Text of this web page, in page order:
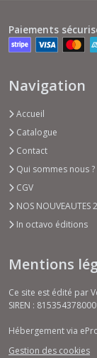
Paiements
Navigation
Accueil
Catalogue
Contact
Qui sommes nous ?
CGV
NOS NOUVEAUTES
In octavo éditions
Mentions
Ce site est édité par
SIREN :
Hébergement via
Gestion des cookies